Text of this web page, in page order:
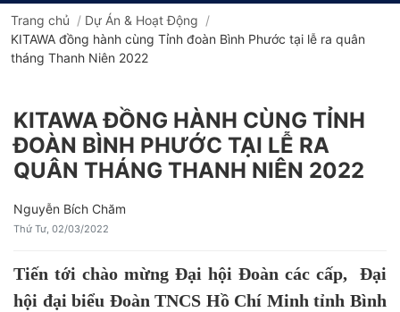
Trang chủ / Dự Án & Hoạt Động /
KITAWA đồng hành cùng Tỉnh đoàn Bình Phước tại lễ ra quân
tháng Thanh Niên 2022
KITAWA ĐỒNG HÀNH CÙNG TỈNH
ĐOÀN BÌNH PHƯỚC TẠI LỄ RA
QUÂN THÁNG THANH NIÊN 2022
Nguyễn Bích Chăm
Thứ Tư, 02/03/2022
Tiến tới chào mừng Đại hội Đoàn các cấp, Đại
hội đại biểu Đoàn TNCS Hồ Chí Minh tỉnh Bình